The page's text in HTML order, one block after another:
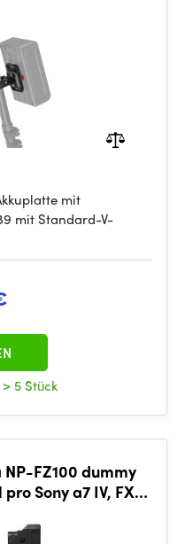
mit
mit Standard-V-
> 5 Stück
NP-FZ100 dummy
Sony a7 IV, FX3,